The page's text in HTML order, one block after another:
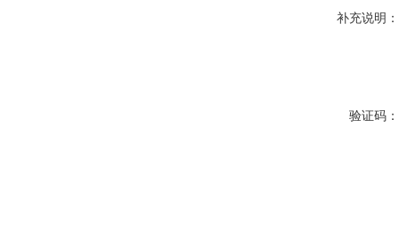
补充说明：
验证码：